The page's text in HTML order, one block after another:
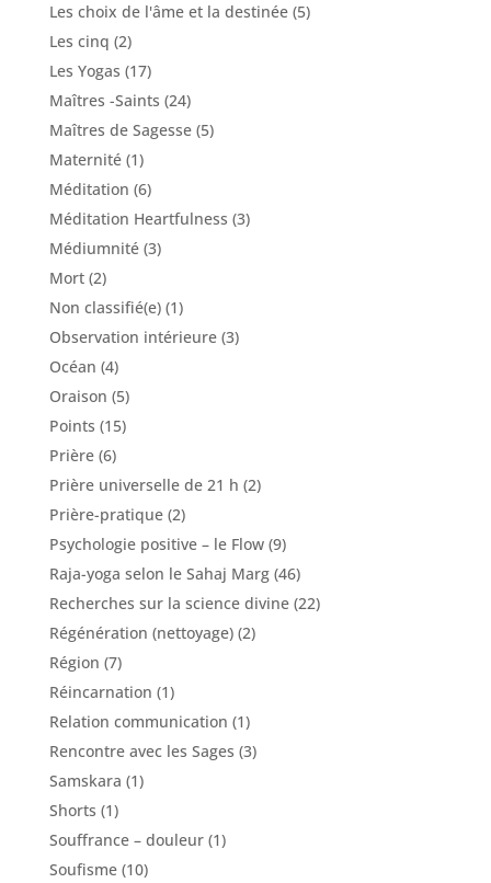
Les choix de l'âme et la destinée(5)
Les cinq (2)
Les Yogas (17)
Maîtres -Saints (24)
Maîtres de Sagesse(5)
Maternité(1)
Méditation (6)
Méditation Heartfulness (3)
Médiumnité(3)
Mort(2)
Non classifié(e)(1)
Observation intérieure(3)
Océan (4)
Oraison (5)
Points (15)
Prière(6)
Prière universelle de 21 h (2)
Prière-pratique(2)
Psychologie positive – le Flow(9)
Raja-yoga selon le Sahaj Marg(46)
Recherches sur la science divine(22)
Régénération (nettoyage)(2)
Région (7)
Réincarnation (1)
Relation communication (1)
Rencontre avec les Sages (3)
Samskara (1)
Shorts (1)
Souffrance – douleur(1)
Soufisme(10)